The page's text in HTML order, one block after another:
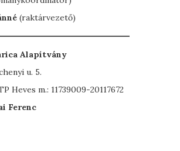
(raktárvezető)
Alapítvány
u. 5.
Heves m.: 11739009-20117672
Ferenc